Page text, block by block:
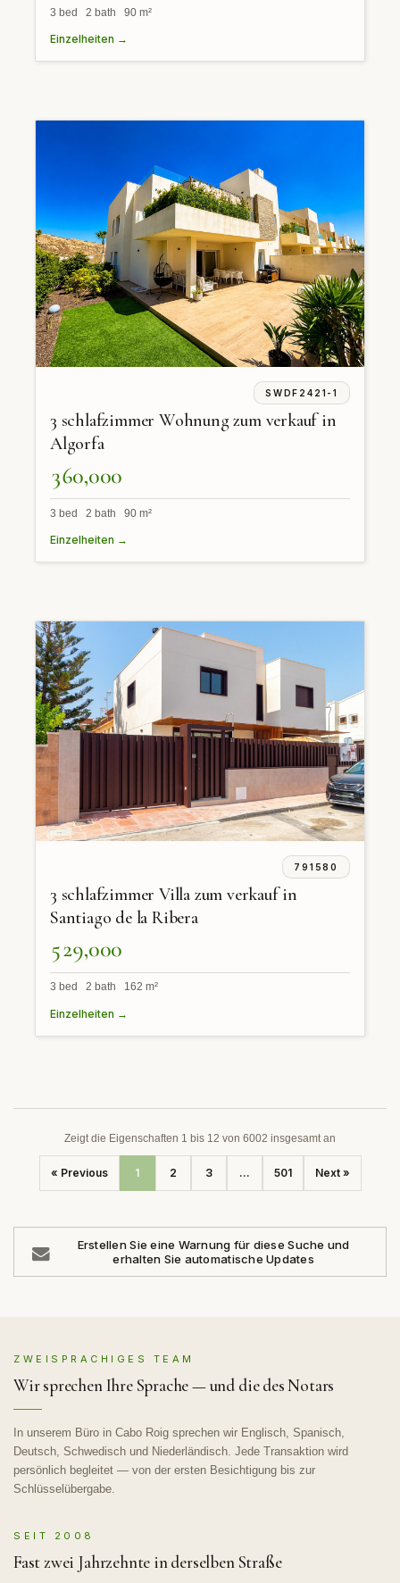
3 bed 2 bath 90 m²
Einzelheiten →
SWDF2421-1
3 schlafzimmer Wohnung zum verkauf in
Algorfa
360,000
3 bed 2 bath 90 m²
Einzelheiten →
791580
3 schlafzimmer Villa zum verkauf in
Santiago de la Ribera
529,000
3 bed 2 bath 162 m²
Einzelheiten →
Zeigt die Eigenschaften 1 bis 12 von 6002 insgesamt an
« Previous 1 2 3 ... 501 Next »
Erstellen Sie eine Warnung für diese Suche und
erhalten Sie automatische Updates
ZWEISPRACHIGES TEAM
Wir sprechen Ihre Sprache — und die des Notars
In unserem Büro in Cabo Roig sprechen wir Englisch, Spanisch,
Deutsch, Schwedisch und Niederländisch. Jede Transaktion wird
persönlich begleitet — von der ersten Besichtigung bis zur
Schlüsselübergabe.
SEIT 2008
Fast zwei Jahrzehnte in derselben Straße